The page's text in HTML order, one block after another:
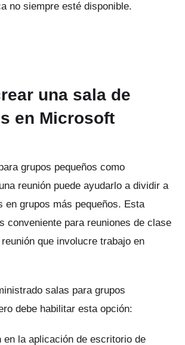
no siempre esté disponible.
una sala de
en Microsoft
grupos pequeños como
reunión puede ayudarlo a dividir a
en grupos más pequeños. Esta
conveniente para reuniones de clase
que involucre trabajo en
salas para grupos
debe habilitar esta opción:
en la aplicación de escritorio de